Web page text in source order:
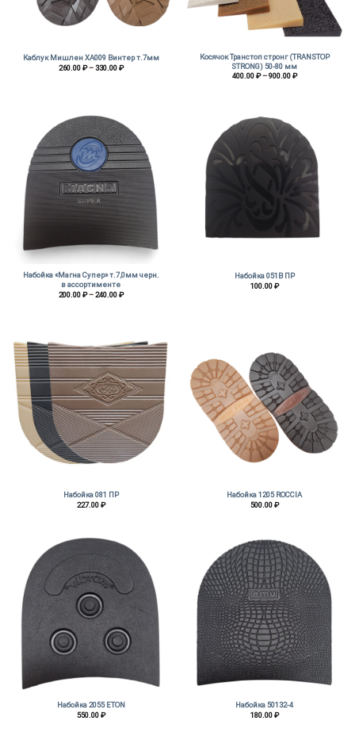
Каблук Мишлен ХА009 Винтер т.7мм
260.00₽ – 330.00₽Диапазон
Косячок Транстоп стронг (TRANSTOP
STRONG) 50-80 мм
400.00₽ – 900.00₽Диапазон
Набойка «Магна Супер» т.7,0мм черн.
в ассортименте
200.00₽ – 240.00₽Диапазон
Набойка 051В ПР
100.00₽
Набойка 081 ПР
227.00₽
Набойка 1205 ROCCIA
500.00₽
Набойка 2055 ETON
550.00₽
Набойка 50132-4
180.00₽